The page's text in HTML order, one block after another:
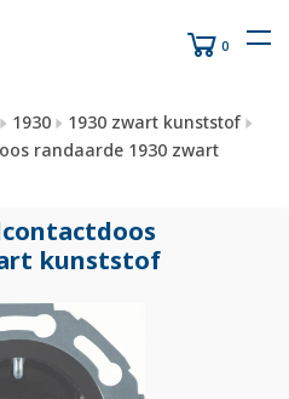
0
1930
1930 zwart kunststof
randaarde 1930 zwart
kunststof